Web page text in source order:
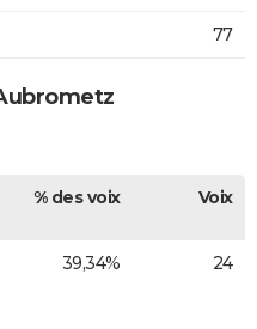
77
% des voix Voix
39,34% 24